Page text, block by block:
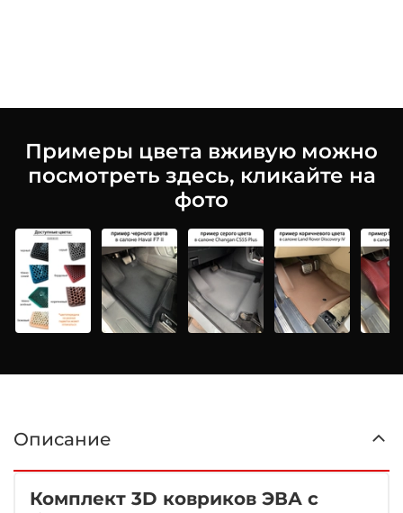
Примеры цвета вживую можно
посмотреть здесь, кликайте на
фото
Описание
Комплект 3D ковриков ЭВА с